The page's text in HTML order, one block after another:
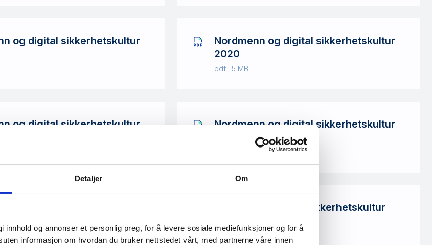
Detaljer Om
innhold og annonser et personlig preg, for å levere sosiale mediefunksjoner og for å
informasjon om hvordan du bruker nettstedet vårt, med partnerne våre innen
og digital sikkerhetskultur
Nordmenn og digital sikkerhetskultur
2020
pdf · 5 MB
og digital sikkerhetskultur
Nordmenn og digital sikkerhetskultur
og digital sikkerhetskultur
Ungdom og digital sikkerhetskultur